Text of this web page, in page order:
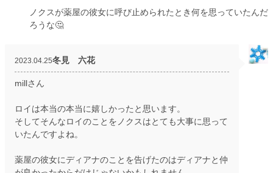
ノクスが薬屋の彼女に呼び止められたとき何を思っていたんだ
ろうな🤔
2023.04.25冬見 六花
millさん
ロイは本当の本当に嬉しかったと思います。
そしてそんなロイのことをノクスはとても大事に思って
いたんですよね。
薬屋の彼女にディアナのことを告げたのはディアナと仲